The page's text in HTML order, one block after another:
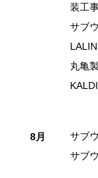
装工
サブ
丸亀
8月
サブ
サブ